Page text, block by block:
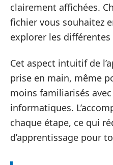
clairement affichées.
fichier vous souhaitez
explorer les
Cet aspect intuitif de
prise en main, même
moins familiarisés
informatiques.
chaque étape, ce qui
d’apprentissage pour